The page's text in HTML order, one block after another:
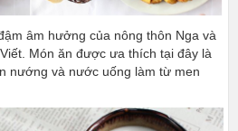
âm hưởng của nông thôn Nga và
Món ăn được ưa thích tại đây là
nướng và nước uống làm từ men